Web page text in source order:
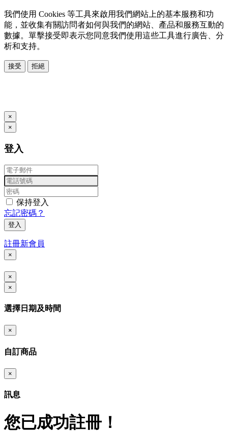
我們使用 Cookies 等工具來啟用我們網站上的基本服務和功
能，並收集有關訪問者如何與我們的網站、產品和服務互動的
數據。單擊接受即表示您同意我們使用這些工具進行廣告、分
析和支持。
接受 拒絕
×
×
登入
保持登入
忘記密碼？
登入
註冊新會員
×
×
×
選擇日期及時間
×
自訂商品
×
訊息
您已成功註冊！